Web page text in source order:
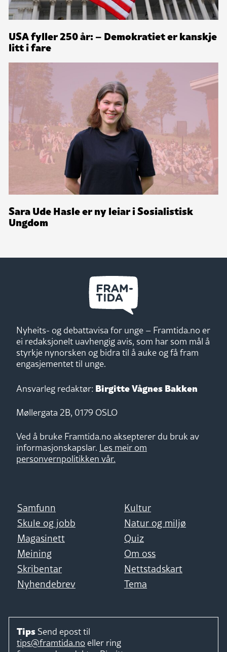
USA fyller 250 år: – Demokratiet er kanskje
litt i fare
Sara Ude Hasle er ny leiar i Sosialistisk
Ungdom
Nyheits- og debattavisa for unge – Framtida.no er
ei redaksjonelt uavhengig avis, som har som mål å
styrkje nynorsken og bidra til å auke og få fram
engasjementet til unge.
Ansvarleg redaktør: Birgitte Vågnes Bakken
Møllergata 2B, 0179 OSLO
Ved å bruke Framtida.no aksepterer du bruk av
informasjonskapslar. Les meir om
personvernpolitikken vår.
Samfunn
Kultur
Skule og jobb
Natur og miljø
Magasinett
Quiz
Meining
Om oss
Skribentar
Nettstadskart
Nyhendebrev
Tema
Tips Send epost til
tips@framtida.no eller ring